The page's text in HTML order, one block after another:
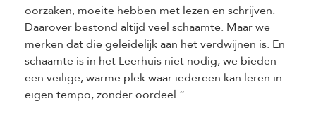
oorzaken, moeite hebben met lezen en schrijven.
Daarover bestond altijd veel schaamte. Maar we
merken dat die geleidelijk aan het verdwijnen is. En
schaamte is in het Leerhuis niet nodig, we bieden
een veilige, warme plek waar iedereen kan leren in
eigen tempo, zonder oordeel.”